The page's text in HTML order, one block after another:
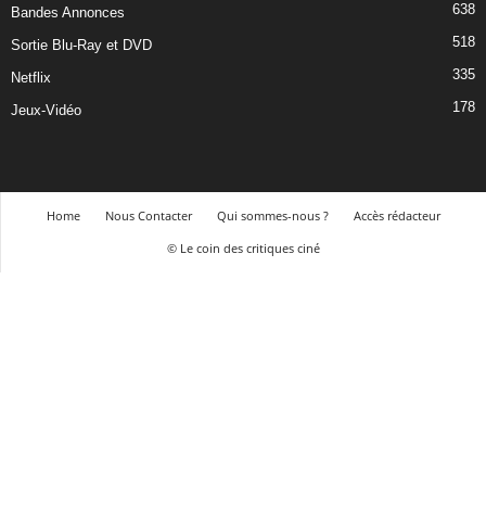
Bandes Annonces 638
Sortie Blu-Ray et DVD 518
Netflix 335
Jeux-Vidéo 178
Home Nous Contacter Qui sommes-nous ?
Accès rédacteur
© Le coin des critiques ciné